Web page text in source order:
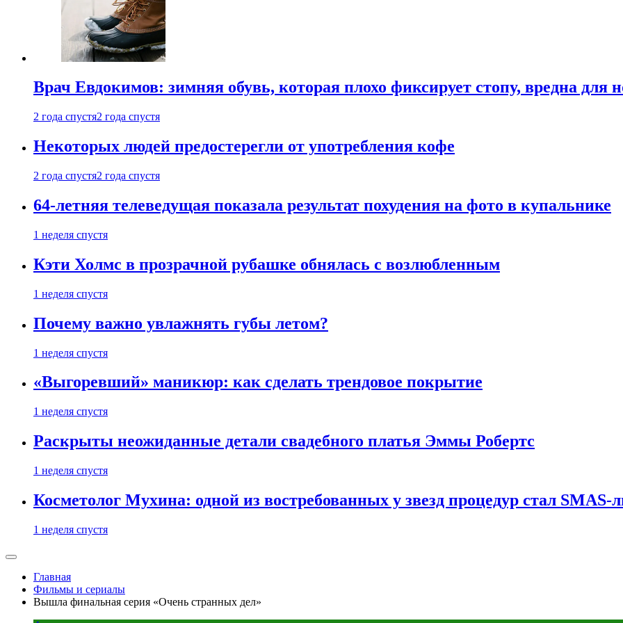
Врач Евдокимов: зимняя обувь, которая плохо фиксирует стопу, вредна для
2 года спустя2 года спустя
Некоторых людей предостерегли от употребления кофе
2 года спустя2 года спустя
64-летняя телеведущая показала результат похудения на фото в купальнике
1 неделя спустя
Кэти Холмс в прозрачной рубашке обнялась с возлюбленным
1 неделя спустя
Почему важно увлажнять губы летом?
1 неделя спустя
«Выгоревший» маникюр: как сделать трендовое покрытие
1 неделя спустя
Раскрыты неожиданные детали свадебного платья Эммы Робертс
1 неделя спустя
Косметолог Мухина: одной из востребованных у звезд процедур стал SMAS-
1 неделя спустя
Главная
Фильмы и сериалы
Вышла финальная серия «Очень странных дел»